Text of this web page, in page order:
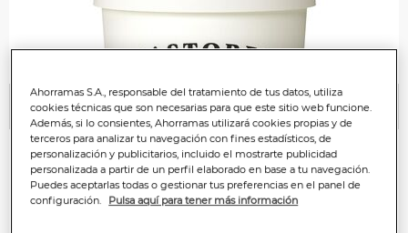
Anterior
Ahorramas S.A., responsable del tratamiento de tus datos, utiliza
cookies técnicas que son necesarias para que este sitio web funcione.
Además, si lo consientes, Ahorramas utilizará cookies propias y de
terceros para analizar tu navegación con fines estadísticos, de
personalización y publicitarios, incluido el mostrarte publicidad
personalizada a partir de un perfil elaborado en base a tu navegación.
Puedes aceptarlas todas o gestionar tus preferencias en el panel de
configuración.
Pulsa aquí para tener más información